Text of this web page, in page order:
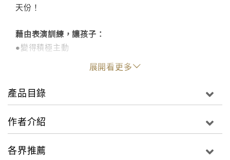
天份！
藉由表演訓練，讓孩子：
●變得積極主動
●自然而然面帶笑容
●個性變得坦率
● 能發出洪亮的聲音
● 懂得腳踏實地努力
展開看更多
產品目錄
作者介紹
各界推薦